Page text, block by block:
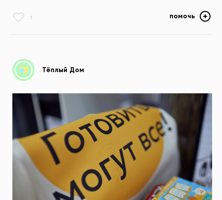
1 помочь
Тёплый Дом